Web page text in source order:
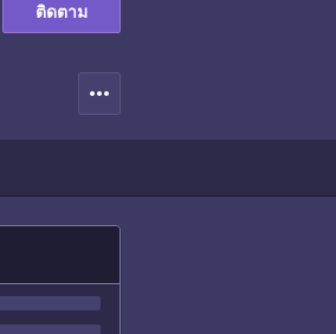
ติดตาม
more_horiz